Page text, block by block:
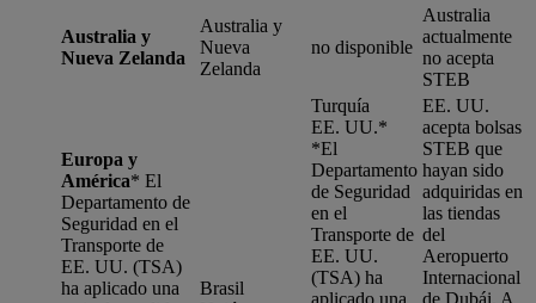
Australia y
Nueva Zelanda
Australia y
Nueva
Zelanda
no disponible
Australia
actualmente
no acepta
STEB
Europa y
América* El
Departamento de
Seguridad en el
Transporte de
EE. UU. (TSA)
ha aplicado una
Brasil
Turquía
EE. UU.*
*El
Departamento
de Seguridad
en el
Transporte de
EE. UU.
(TSA) ha
aplicado una
EE. UU.
acepta bolsas
STEB que
hayan sido
adquiridas en
las tiendas
del
Aeropuerto
Internacional
de Dubái. A